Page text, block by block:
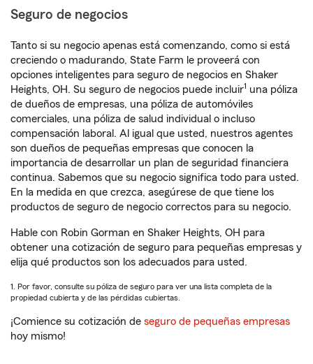
Seguro de negocios
Tanto si su negocio apenas está comenzando, como si está
creciendo o madurando, State Farm le proveerá con
opciones inteligentes para seguro de negocios en Shaker
Heights, OH. Su seguro de negocios puede incluir1 una póliza
de dueños de empresas, una póliza de automóviles
comerciales, una póliza de salud individual o incluso
compensación laboral. Al igual que usted, nuestros agentes
son dueños de pequeñas empresas que conocen la
importancia de desarrollar un plan de seguridad financiera
continua. Sabemos que su negocio significa todo para usted.
En la medida en que crezca, asegúrese de que tiene los
productos de seguro de negocio correctos para su negocio.
Hable con Robin Gorman en Shaker Heights, OH para
obtener una cotización de seguro para pequeñas empresas y
elija qué productos son los adecuados para usted.
1. Por favor, consulte su póliza de seguro para ver una lista completa de la
propiedad cubierta y de las pérdidas cubiertas.
¡Comience su cotización de seguro de pequeñas empresas
hoy mismo!